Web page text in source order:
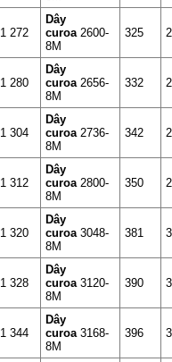
1 272
Dây
curoa 2600-
8M
325
1 280
Dây
curoa 2656-
8M
332
1 304
Dây
curoa 2736-
8M
342
1 312
Dây
curoa 2800-
8M
350
1 320
Dây
curoa 3048-
8M
381
1 328
Dây
curoa 3120-
8M
390
1 344
Dây
curoa 3168-
8M
396